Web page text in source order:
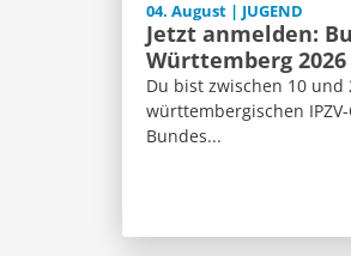
04. August | JUGEND
Jetzt anmelden:
Württemberg 2026
Du bist zwischen 10
württembergischen
Bundes...